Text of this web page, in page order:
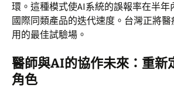
環。這種模式使AI系統的誤報率在半年
國際同類產品的迭代速度。台灣正將
用的最佳試驗場。
醫師與AI的協作未來：重新
角色